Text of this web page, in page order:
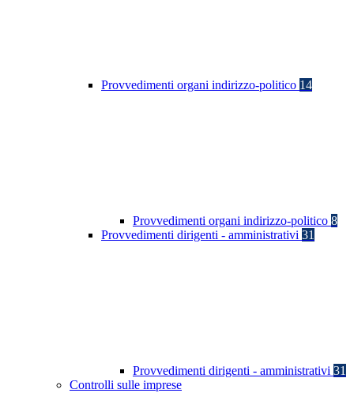
Provvedimenti organi indirizzo-politico 14
Provvedimenti organi indirizzo-politico 8
Provvedimenti dirigenti - amministrativi 31
Provvedimenti dirigenti - amministrativi 31
Controlli sulle imprese